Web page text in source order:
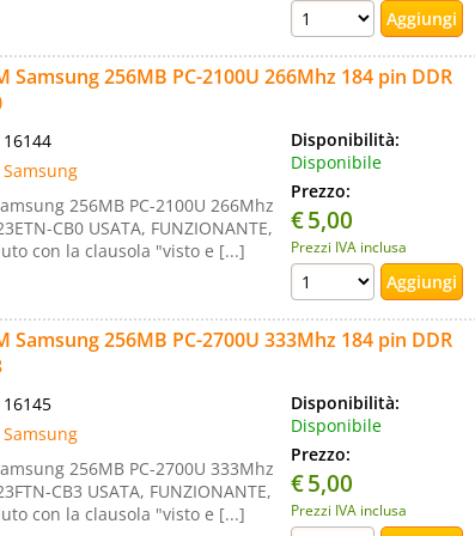
Samsung 256MB PC-2100U 266Mhz 184 pin DDR
16144
Samsung
256MB PC-2100U 266Mhz
CB0 USATA, FUNZIONANTE,
con la clausola "visto e [...]
Disponibilità:
Disponibile
Prezzo:
€5,00
Prezzi IVA inclusa
Samsung 256MB PC-2700U 333Mhz 184 pin DDR
16145
Samsung
256MB PC-2700U 333Mhz
CB3 USATA, FUNZIONANTE,
con la clausola "visto e [...]
Disponibilità:
Disponibile
Prezzo:
€5,00
Prezzi IVA inclusa